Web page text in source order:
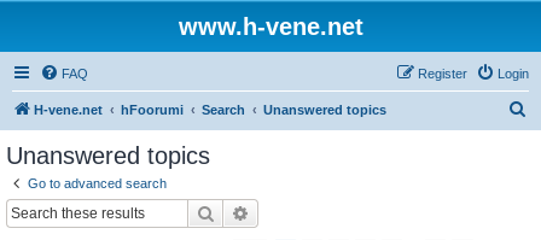
www.h-vene.net
FAQ Login
Register
H-vene.net hFoorumi Search Unanswered topics
Unanswered topics
Go to advanced search
Search